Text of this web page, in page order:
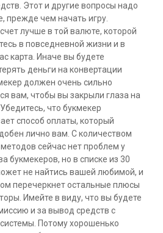
Этот и другие вопросы надо
прежде чем начать игру.
лучше в той валюте, которой
в повседневной жизни и в
карта. Иначе вы будете
деньги на конвертации
должен очень сильно
вам, чтобы вы закрыли глаза на
что букмекер
способ оплаты, который
лично вам. С количеством
сейчас нет проблем у
букмекеров, но в списке из 30
не найтись вашей любимой, и
перечеркнет остальные плюсы
Имейте в виду, что вы будете
и за вывод средств с
Потому хорошенько